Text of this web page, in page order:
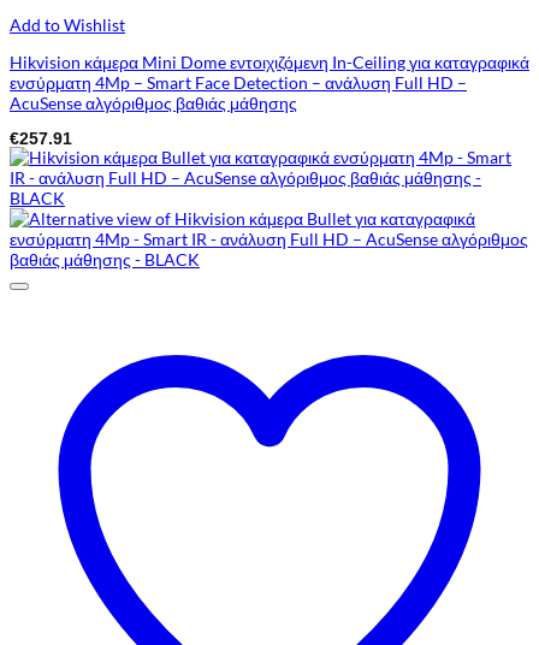
Add to Wishlist
Hikvision κάμερα Mini Dome εντοιχιζόμενη In-Ceiling για καταγραφικά
ενσύρματη 4Mp – Smart Face Detection – ανάλυση Full HD –
AcuSense αλγόριθμος βαθιάς μάθησης
€257.91